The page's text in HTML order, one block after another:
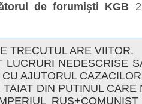
de forumişti KGB
TRECUTUL ARE VIITOR.
LUCRURI NEDESCRISE
AJUTORUL
DIN PUTINUL CARE